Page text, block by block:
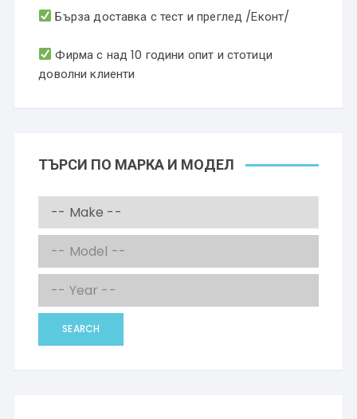
Бърза доставка с тест и преглед /Еконт/
Фирма с над 10 години опит и стотици
доволни клиенти
ТЪРСИ ПО МАРКА И МОДЕЛ
SEARCH